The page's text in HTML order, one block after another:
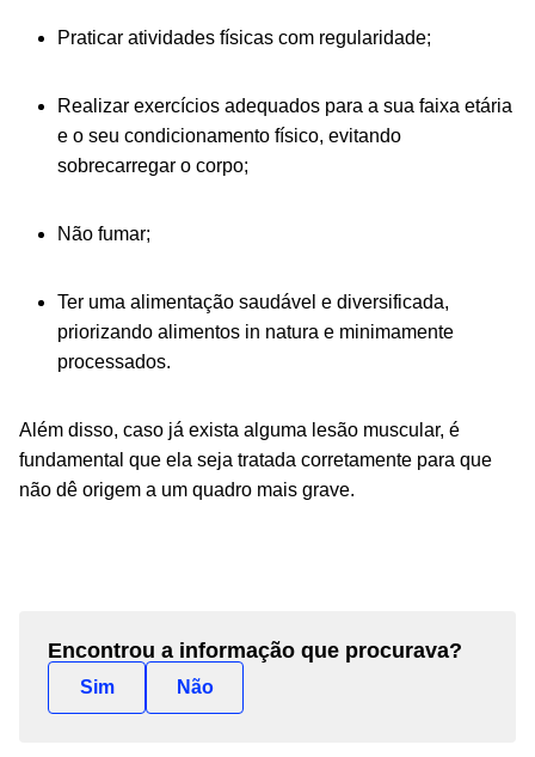
Praticar atividades físicas com regularidade;
Realizar exercícios adequados para a sua faixa etária
e o seu condicionamento físico, evitando
sobrecarregar o corpo;
Não fumar;
Ter uma alimentação saudável e diversificada,
priorizando alimentos in natura e minimamente
processados.
Além disso, caso já exista alguma lesão muscular, é
fundamental que ela seja tratada corretamente para que
não dê origem a um quadro mais grave.
Encontrou a informação que procurava?
Sim Não